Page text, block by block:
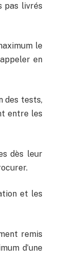
pas livrés
le
en
des tests,
entre les
dès leur
et les
remis
d’une